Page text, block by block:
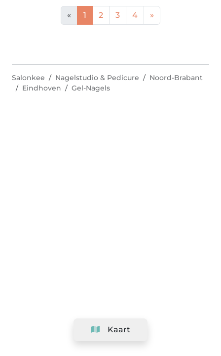
« 1 2 3 4 »
Kaart
Salonkee Nagelstudio & Pedicure
Noord-Brabant
Eindhoven
Gel-Nagels